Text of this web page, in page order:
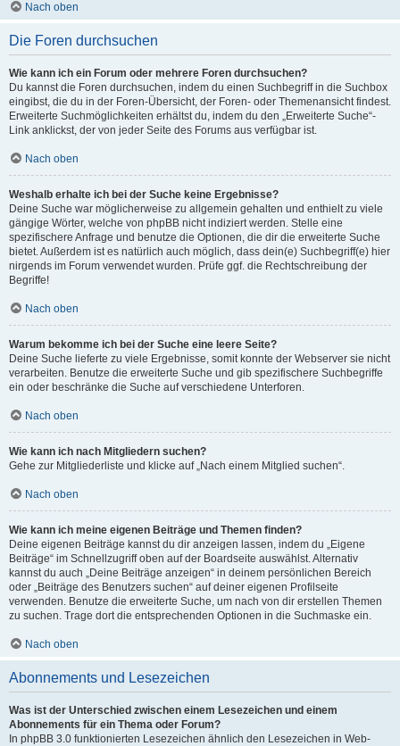
Nach oben
Die Foren durchsuchen
Wie kann ich ein Forum oder mehrere Foren durchsuchen?
Du kannst die Foren durchsuchen, indem du einen Suchbegriff in die Suchbox
eingibst, die du in der Foren-Übersicht, der Foren- oder Themenansicht findest.
Erweiterte Suchmöglichkeiten erhältst du, indem du den „Erweiterte Suche“-
Link anklickst, der von jeder Seite des Forums aus verfügbar ist.
Nach oben
Weshalb erhalte ich bei der Suche keine Ergebnisse?
Deine Suche war möglicherweise zu allgemein gehalten und enthielt zu viele
gängige Wörter, welche von phpBB nicht indiziert werden. Stelle eine
spezifischere Anfrage und benutze die Optionen, die dir die erweiterte Suche
bietet. Außerdem ist es natürlich auch möglich, dass dein(e) Suchbegriff(e) hier
nirgends im Forum verwendet wurden. Prüfe ggf. die Rechtschreibung der
Begriffe!
Nach oben
Warum bekomme ich bei der Suche eine leere Seite?
Deine Suche lieferte zu viele Ergebnisse, somit konnte der Webserver sie nicht
verarbeiten. Benutze die erweiterte Suche und gib spezifischere Suchbegriffe
ein oder beschränke die Suche auf verschiedene Unterforen.
Nach oben
Wie kann ich nach Mitgliedern suchen?
Gehe zur Mitgliederliste und klicke auf „Nach einem Mitglied suchen“.
Nach oben
Wie kann ich meine eigenen Beiträge und Themen finden?
Deine eigenen Beiträge kannst du dir anzeigen lassen, indem du „Eigene
Beiträge“ im Schnellzugriff oben auf der Boardseite auswählst. Alternativ
kannst du auch „Deine Beiträge anzeigen“ in deinem persönlichen Bereich
oder „Beiträge des Benutzers suchen“ auf deiner eigenen Profilseite
verwenden. Benutze die erweiterte Suche, um nach von dir erstellen Themen
zu suchen. Trage dort die entsprechenden Optionen in die Suchmaske ein.
Nach oben
Abonnements und Lesezeichen
Was ist der Unterschied zwischen einem Lesezeichen und einem
Abonnements für ein Thema oder Forum?
In phpBB 3.0 funktionierten Lesezeichen ähnlich den Lesezeichen in Web-